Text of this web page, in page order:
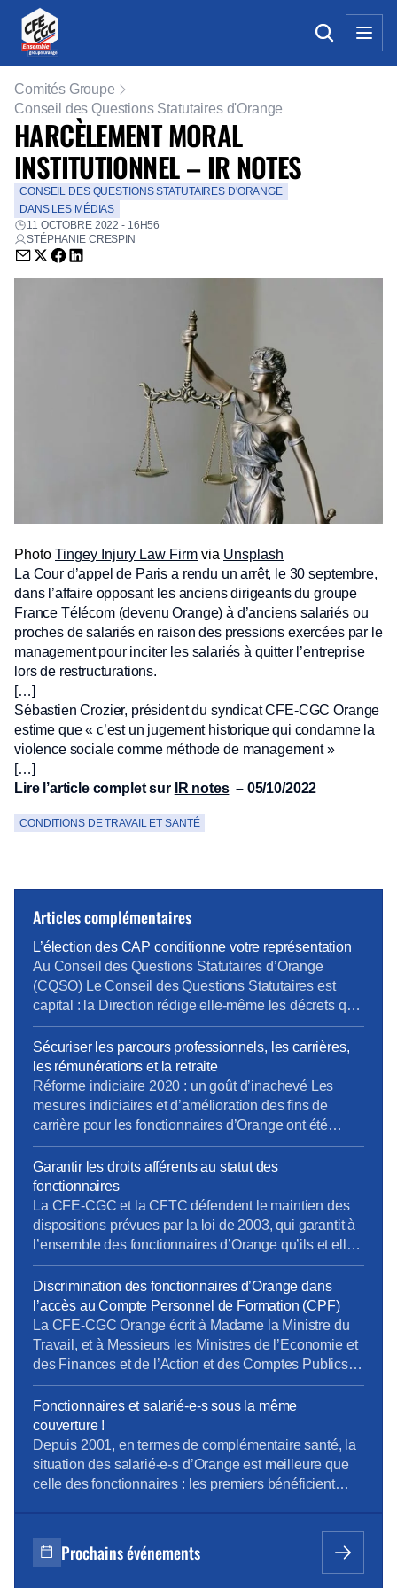
Comités Groupe
Conseil des Questions Statutaires d'Orange
HARCÈLEMENT MORAL
INSTITUTIONNEL – IR NOTES
CONSEIL DES QUESTIONS STATUTAIRES D'ORANGE
DANS LES MÉDIAS
11 OCTOBRE 2022 - 16H56
STÉPHANIE CRESPIN
Envoyer par email (nouvelle fenêtre)
Partager sur Twitter (nouvelle fenêtre)
Partager sur Facebook (nouvelle fenêtre)
Partager sur LinkedIn (nouvelle fenêtre)
Photo Tingey Injury Law Firm via Unsplash
La Cour d’appel de Paris a rendu unarrêt, le 30 septembre,
dans l’affaire opposant les anciens dirigeants du groupe
France Télécom (devenu Orange) à d’anciens salariés ou
proches de salariés en raison des pressions exercées par le
management pour inciter les salariés à quitter l’entreprise
lors de restructurations.
[…]
Sébastien Crozier, président du syndicat CFE-CGC Orange
estime que « c’est un jugement historique qui condamne la
violence sociale comme méthode de management »
[…]
Lire l’article complet sur
IR notes– 05/10/2022
CONDITIONS DE TRAVAIL ET SANTÉ
Articles complémentaires
L’élection des CAP conditionne votre représentation
Au Conseil des Questions Statutaires d’Orange
(CQSO) Le Conseil des Questions Statutaires est
capital : la Direction rédige elle-même les décrets qui
s’appliquent aux fonctionnaires de l’entreprise, avant
validation par le Ministère. La CFE-CGC et la CFTC
dénoncent ce fonctionnement, qui constitue une
atteinte à un principe fondamental du droit : nul ne
devrait être à la […]
Sécuriser les parcours professionnels, les carrières,
les rémunérations et la retraite
Réforme indiciaire 2020 : un goût d’inachevé Les
mesures indiciaires et d’amélioration des fins de
carrière pour les fonctionnaires d’Orange ont été
mises en place en décembre 2020, un an après la
Fonction Publique d’État… et en laissant de côté les
statuts de fonction (IV.3 et au-delà). La CFE-CGC
Orange et la CFTC continuent de se […]
Garantir les droits afférents au statut des
fonctionnaires
La CFE-CGC et la CFTC défendent le maintien des
dispositions prévues par la loi de 2003, qui garantit à
l’ensemble des fonctionnaires d’Orange qu’ils et elles
garderont leur statut jusqu’à la fin de leur activité.
Discrimination des fonctionnaires d’Orange dans
l’accès au Compte Personnel de Formation (CPF)
La CFE-CGC Orange écrit à Madame la Ministre du
Travail, et à Messieurs les Ministres de l’Economie et
des Finances et de l’Action et des Comptes Publics
La « loi pour la liberté de choisir son avenir
professionnel » du 05 septembre 2018, qui a pour
ambition une nouvelle société de compétences,
réforme la formation professionnelle en promettant,
[…]
Fonctionnaires et salarié-e-s sous la même
couverture !
Depuis 2001, en termes de complémentaire santé, la
situation des salarié-e-s d’Orange est meilleure que
celle des fonctionnaires : les premiers bénéficient
seconds, s’ils le souhaitent, s’assurent
individuellement et payent 100% des cotisations,
Prochains événements